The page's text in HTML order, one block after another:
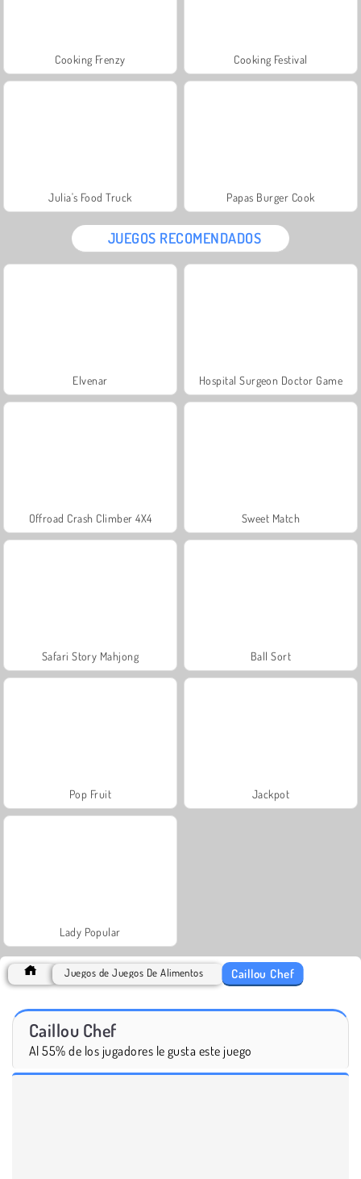
Cooking Frenzy Cooking Festival
Julia's Food Truck Papas Burger Cook
JUEGOS RECOMENDADOS
Elvenar Hospital Surgeon Doctor Game
Offroad Crash Climber 4X4 Sweet Match
Safari Story Mahjong Ball Sort
Pop Fruit Jackpot
Lady Popular
Juegos de Juegos De Alimentos Caillou Chef
Caillou Chef
Al 55% de los jugadores le gusta este juego